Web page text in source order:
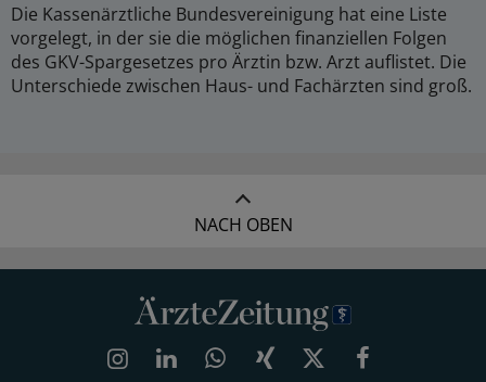
Die Kassenärztliche Bundesvereinigung hat eine Liste
vorgelegt, in der sie die möglichen finanziellen Folgen
des GKV-Spargesetzes pro Ärztin bzw. Arzt auflistet. Die
Unterschiede zwischen Haus- und Fachärzten sind groß.
NACH OBEN